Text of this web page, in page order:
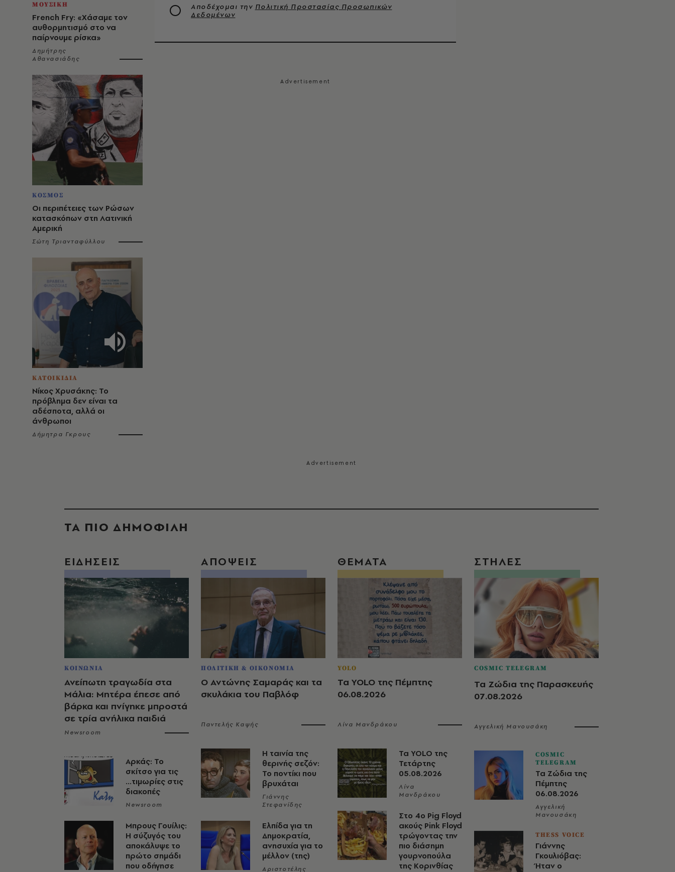
ΜΟΥΣΙΚΗ
French Fry: «Χάσαμε τον
αυθορμητισμό στο να
παίρνουμε ρίσκα»
Δημήτρης
Αθανασιάδης
ΚΟΣΜΟΣ
Οι περιπέτειες των Ρώσων
κατασκόπων στη Λατινική
Αμερική
Σώτη Τριανταφύλλου
ΚΑΤΟΙΚΙΔΙΑ
Νίκος Χρυσάκης: Το
πρόβλημα δεν είναι τα
αδέσποτα, αλλά οι
άνθρωποι
Δήμητρα Γκρους
Αποδέχομαι την Πολιτική Προστασίας Προσωπικών
Δεδομένων
ΤΑ ΠΙΟ ΔΗΜΟΦΙΛΗ
ΕΙΔΗΣΕΙΣ
ΚΟΙΝΩΝΙΑ
Ανείπωτη τραγωδία στα
Μάλια: Μητέρα έπεσε από
βάρκα και πνίγηκε μπροστά
σε τρία ανήλικα παιδιά
Newsroom
Αρκάς: Το
σκίτσο για τις
...τιμωρίες στις
διακοπές
Newsroom
Μπρους Γουίλις:
Η σύζυγός του
αποκάλυψε το
πρώτο σημάδι
που οδήγησε
ΑΠΟΨΕΙΣ
ΠΟΛΙΤΙΚΗ & ΟΙΚΟΝΟΜΙΑ
Ο Αντώνης Σαμαράς και τα
σκυλάκια του Παβλόφ
Παντελής Καψής
Η ταινία της
θερινής σεζόν:
Το ποντίκι που
βρυχάται
Γιάννης
Στεφανίδης
Ελπίδα για τη
Δημοκρατία,
ανησυχία για το
μέλλον (της)
Αριστοτέλης
ΘΕΜΑΤΑ
YOLO
Τα YOLO της Πέμπτης
06.08.2026
Λίνα Μανδράκου
Τα YOLO της
Τετάρτης
05.08.2026
Λίνα
Μανδράκου
Στο 4ο Pig Floyd
ακούς Pink Floyd
τρώγοντας την
πιο διάσημη
γουρνοπούλα
της Κορινθίας
ΣΤΗΛΕΣ
COSMIC TELEGRAM
Τα Ζώδια της Παρασκευής
07.08.2026
Αγγελική Μανουσάκη
COSMIC
TELEGRAM
Τα Ζώδια της
Πέμπτης
06.08.2026
Αγγελική
Μανουσάκη
THESS VOICE
Γιάννης
Γκουλιόβας:
Ήταν ο